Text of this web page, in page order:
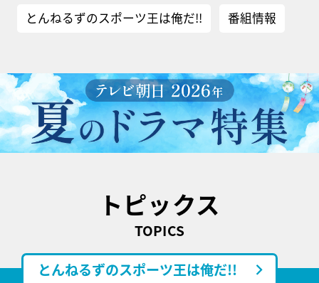
とんねるずのスポーツ王は俺だ!! 番組情報
トピックス
TOPICS
とんねるずのスポーツ王は俺だ!!